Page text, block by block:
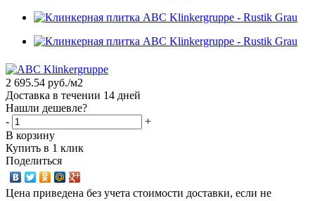
2 695.54 руб./м2
Доставка в течении 14 дней
Нашли дешевле?
-
+
В корзину
Купить в 1 клик
Поделиться
Цена приведена без учета стоимости доставки, если не